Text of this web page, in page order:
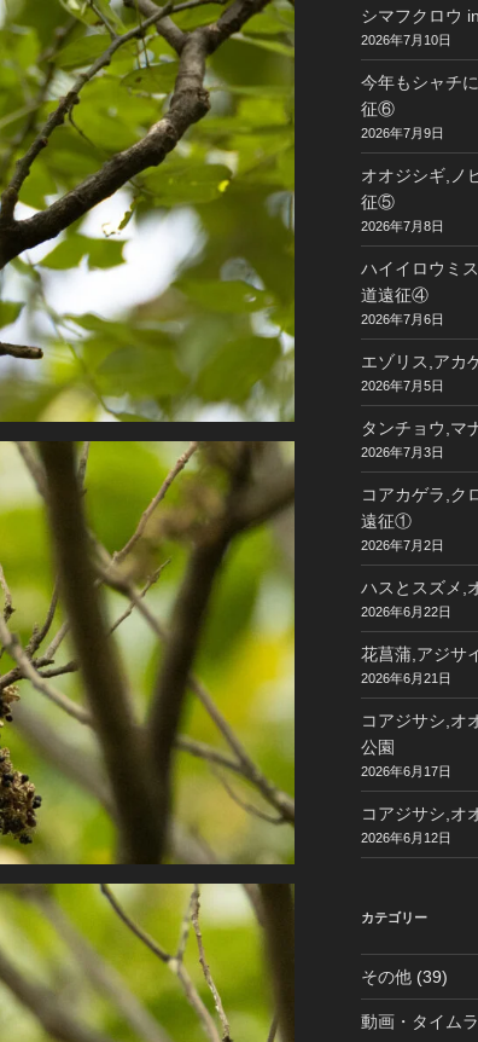
シマフクロウ
2026年7月10日
今年もシャチ
征⑥
2026年7月9日
オオジシギ,ノ
征⑤
2026年7月8日
ハイイロウミ
道遠征④
2026年7月6日
エゾリス,アカ
2026年7月5日
タンチョウ,マ
2026年7月3日
コアカゲラ,ク
遠征①
2026年7月2日
ハスとスズメ,
2026年6月22日
花菖蒲,アジサ
2026年6月21日
コアジサシ,オ
公園
2026年6月17日
コアジサシ,オ
2026年6月12日
カテゴリー
その他(39)
動画・タイム